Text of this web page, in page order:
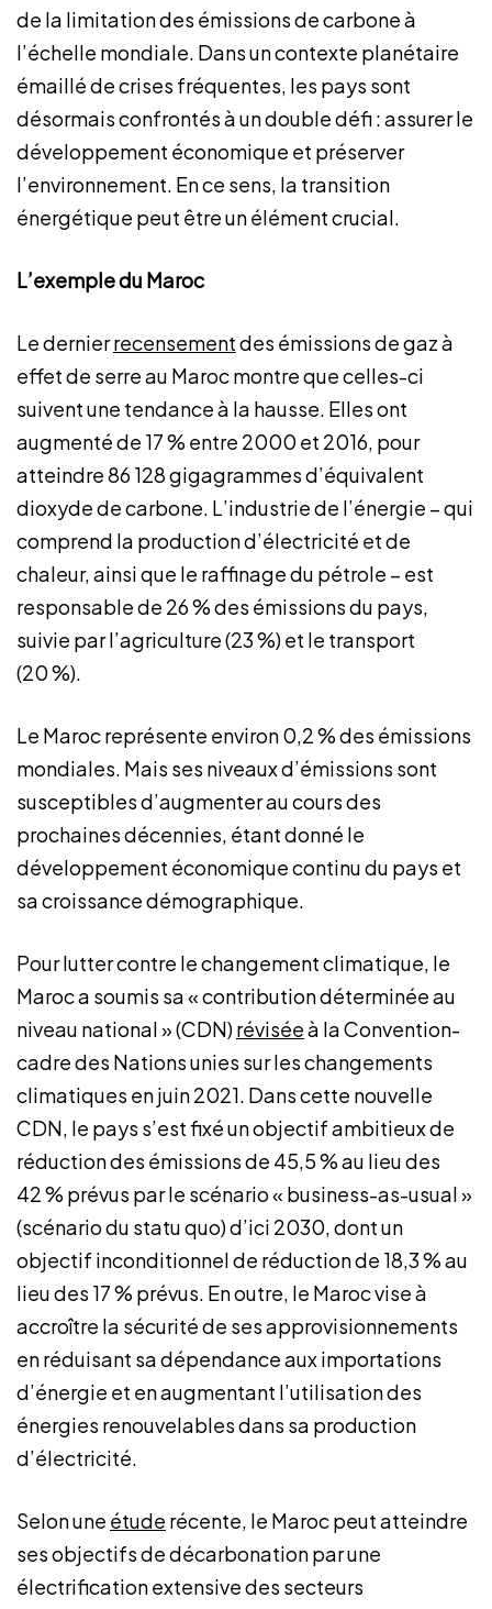
de la limitation des émissions de carbone à
l’échelle mondiale. Dans un contexte planétaire
émaillé de crises fréquentes, les pays sont
désormais confrontés à un double défi : assurer le
développement économique et préserver
l’environnement. En ce sens, la transition
énergétique peut être un élément crucial.
L’exemple du Maroc
Le dernierrecensementdes émissions de gaz à
effet de serre au Maroc montre que celles-ci
suivent une tendance à la hausse. Elles ont
augmenté de 17 % entre 2000 et 2016, pour
atteindre 86 128 gigagrammes d’équivalent
dioxyde de carbone. L’industrie de l’énergie – qui
comprend la production d’électricité et de
chaleur, ainsi que le raffinage du pétrole – est
responsable de 26 % des émissions du pays,
suivie par l’agriculture (23 %) et le transport
(20 %).
Le Maroc représente environ 0,2 % des émissions
mondiales. Mais ses niveaux d’émissions sont
susceptibles d’augmenter au cours des
prochaines décennies, étant donné le
développement économique continu du pays et
sa croissance démographique.
Pour lutter contre le changement climatique, le
Maroc a soumis sa « contribution déterminée au
niveau national » (CDN) réviséeà la Convention-
cadre des Nations unies sur les changements
climatiques en juin 2021. Dans cette nouvelle
CDN, le pays s’est fixé un objectif ambitieux de
réduction des émissions de 45,5 % au lieu des
42 % prévus par le scénario « business-as-usual »
(scénario du statu quo) d’ici 2030, dont un
objectif inconditionnel de réduction de 18,3 % au
lieu des 17 % prévus. En outre, le Maroc vise à
accroître la sécurité de ses approvisionnements
en réduisant sa dépendance aux importations
d’énergie et en augmentant l’utilisation des
énergies renouvelables dans sa production
d’électricité.
Selon une étude récente, le Maroc peut atteindre
ses objectifs de décarbonation par une
électrification extensive des secteurs